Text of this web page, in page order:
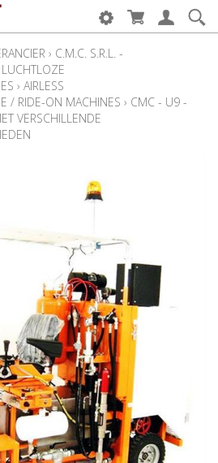
› C.M.C. S.R.L. -
LUCHTLOZE
› AIRLESS
/ RIDE-ON MACHINES › CMC - U9 -
VERSCHILLENDE